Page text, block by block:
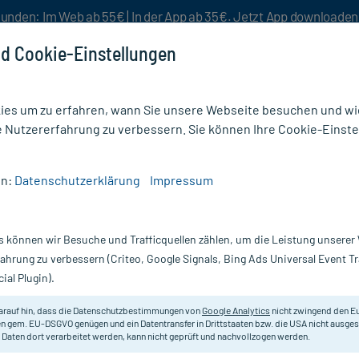
Im Web ab 55€ | In der App ab 35€. Jetzt App downloaden
Hautpflege bei Krebstherapie (13)
wieChemo- oder Strahlentherapie
beansprucht die Haut
oder sich röten,
und auch Nägel und Kopfhaut verändern
beruhigen,Spannungsgefühl lindern und zum
Hautpflege bei onkologischen Therapien,mit
Cookie-Einstellungen
um zu erfahren, wann Sie unsere Webseite besuchen und
Nutzererfahrung zu verbessern. Sie können Ihre Cookie-
Datenschutzerklärung Impressum
können wir Besuche und Trafficquellen zählen, um die Leistung unserer
zu verbessern (Criteo, Google Signals, Bing Ads Universal Event
Plugin).
hin, dass die Datenschutzbestimmungen vonGoogle Analytics nicht zwingend den
gem. EU-DSGVO genügen und ein Datentransfer in Drittstaaten bzw. die USA nicht
Daten dort verarbeitet werden, kann nicht geprüft und nachvollzogen werden.